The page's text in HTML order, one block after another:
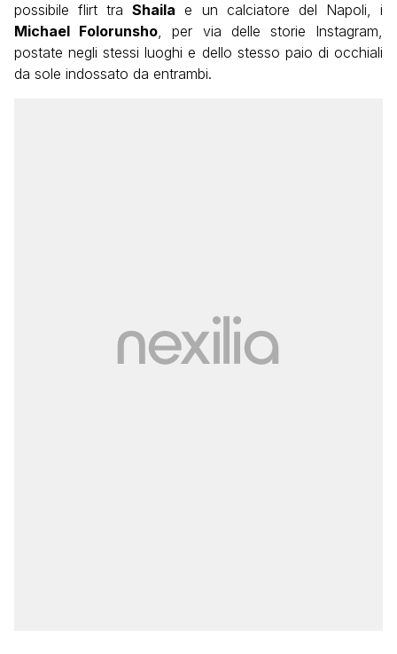
possibile flirt traShaila e un calciatore del Napoli, i
Michael Folorunsho, per via delle storie Instagram,
postate negli stessi luoghi e dello stesso paio di occhiali
da sole indossato da entrambi.